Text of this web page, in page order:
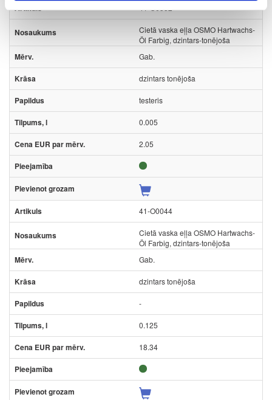
41-O0552
Cietā vaska eļļa OSMO Hartwachs-
Öl Farbig, dzintars-tonējoša
Gab.
dzintars tonējoša
testeris
0.005
2.05
41-O0044
Cietā vaska eļļa OSMO Hartwachs-
Öl Farbig, dzintars-tonējoša
Gab.
dzintars tonējoša
-
0.125
18.34